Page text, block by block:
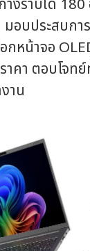
างราบได้
มอบประสบก
กหน้าจอ
คา ตอบโจท
าน